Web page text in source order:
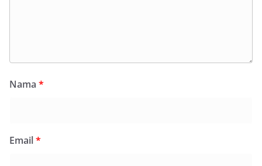
Nama *
Email*